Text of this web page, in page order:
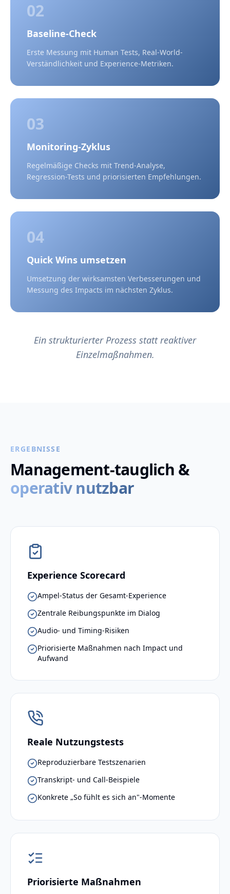
02
Baseline-Check
Erste Messung mit Human Tests, Real-World-
Verständlichkeit und Experience-Metriken.
03
Monitoring-Zyklus
Regelmäßige Checks mit Trend-Analyse,
Regression-Tests und priorisierten Empfehlungen.
04
Quick Wins umsetzen
Umsetzung der wirksamsten Verbesserungen und
Messung des Impacts im nächsten Zyklus.
Ein strukturierter Prozess statt reaktiver
Einzelmaßnahmen.
ERGEBNISSE
Management-tauglich &
operativ nutzbar
Experience Scorecard
Ampel-Status der Gesamt-Experience
Zentrale Reibungspunkte im Dialog
Audio- und Timing-Risiken
Priorisierte Maßnahmen nach Impact und
Aufwand
Reale Nutzungstests
Reproduzierbare Testszenarien
Transkript- und Call-Beispiele
Konkrete „So fühlt es sich an"-Momente
Priorisierte Maßnahmen